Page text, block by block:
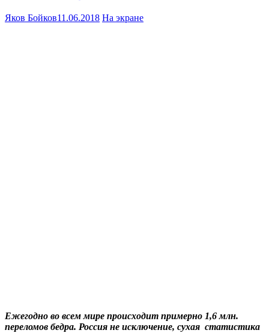
Яков Бойков11.06.2018 На экране
Ежегодно во всем мире происходит примерно 1,6 млн.
переломов бедра. Россия не исключение, сухая статистика